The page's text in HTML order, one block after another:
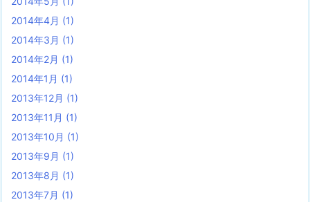
2014年4月 (1)
2014年3月 (1)
2014年2月 (1)
2014年1月 (1)
2013年12月 (1)
2013年11月 (1)
2013年10月 (1)
2013年9月 (1)
2013年8月 (1)
2013年7月 (1)